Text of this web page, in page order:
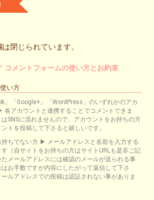
閉じられています。
コメントフォームの使い方とお約束
い方
」「Google+」「WordPress」のいずれかのアカ
各アカウントと連携することでコメントできま
SNSに流れませんので、アカウントをお持ちの方
トを投稿して下さると嬉しいです。
持ちでない方 ▶ メールアドレスと名前を入力する
（自サイトをお持ちの方はサイトURLも是非ご記
メールアドレスには確認のメールが送られる事
お手数ですが内容にしたがって返信して下さ
ルアドレスでの投稿は認証されない事がありま